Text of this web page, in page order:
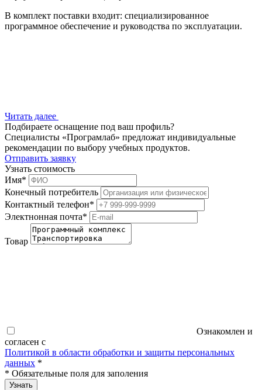
В комплект поставки входит: специализированное
программное обеспечение и руководства по эксплуатации.
Читать далее
Подбираете оснащение под ваш профиль?
Специалисты «Програмлаб» предложат индивидуальные
рекомендации по выбору учебных продуктов.
Отправить заявку
Узнать стоимость
Имя*
Конечный потребитель
Контактный телефон*
Электнонная почта*
Товар
Ознакомлен и
согласен с
Политикой в области обработки и защиты персональных
данных *
* Обязательные поля для заполения
Узнать